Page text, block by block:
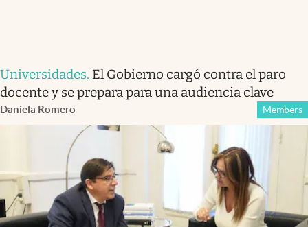
Universidades. El Gobierno cargó contra el paro
docente y se prepara para una audiencia clave
Daniela Romero Members